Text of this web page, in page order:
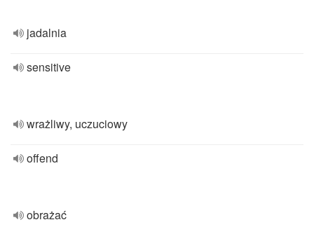
jadalnia
sensitive
wrażliwy, uczuciowy
offend
obrażać